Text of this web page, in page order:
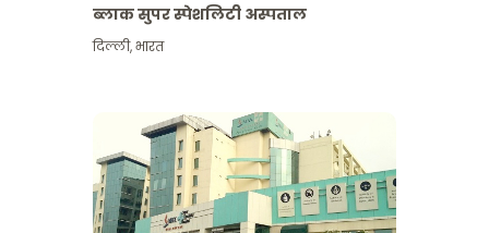
ब्लाक सुपर स्पेशलिटी अस्पताल
दिल्ली,भारत